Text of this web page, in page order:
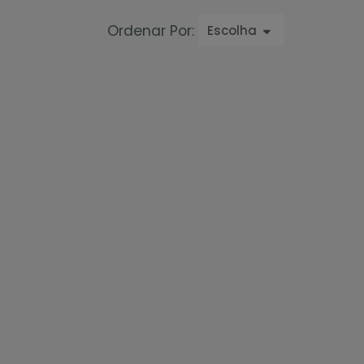
Ordenar Por: Escolha